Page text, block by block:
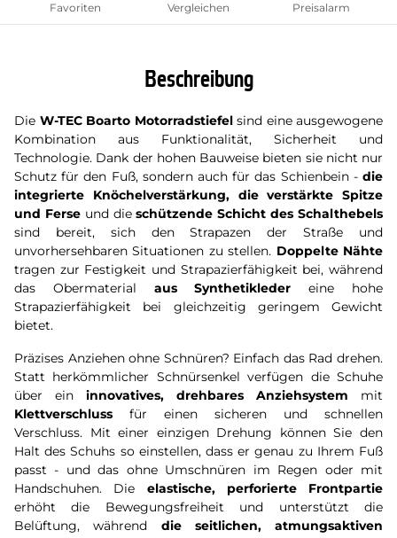
Favoriten Vergleichen Preisalarm
Beschreibung
Die W-TEC Boarto Motorradstiefelsind eine ausgewogene
Kombination aus Funktionalität, Sicherheit und
Technologie. Dank der hohen Bauweise bieten sie nicht nur
Schutz für den Fuß, sondern auch für das Schienbein - die
integrierte Knöchelverstärkung, die verstärkte Spitze
und Ferseund dieschützende Schicht des Schalthebels
sind bereit, sich den Strapazen der Straße und
unvorhersehbaren Situationen zu stellen. Doppelte Nähte
tragen zur Festigkeit und Strapazierfähigkeit bei, während
das Obermaterial aus Synthetikleder eine hohe
Strapazierfähigkeit bei gleichzeitig geringem Gewicht
bietet.
Präzises Anziehen ohne Schnüren? Einfach das Rad drehen.
Statt herkömmlicher Schnürsenkel verfügen die Schuhe
über ein innovatives, drehbares Anziehsystem mit
Klettverschluss für einen sicheren und schnellen
Verschluss. Mit einer einzigen Drehung können Sie den
Halt des Schuhs so einstellen, dass er genau zu Ihrem Fuß
passt - und das ohne Umschnüren im Regen oder mit
Handschuhen. Die elastische, perforierte Frontpartie
erhöht die Bewegungsfreiheit und unterstützt die
Belüftung, während die seitlichen, atmungsaktiven